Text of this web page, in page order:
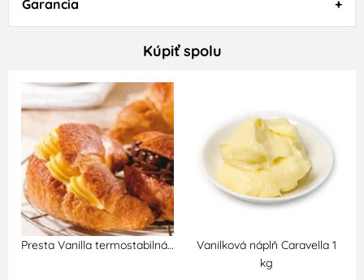
Garancia
Kúpiť spolu
Presta Vanilla termostabilná…
Vanilková náplň Caravella 1
kg